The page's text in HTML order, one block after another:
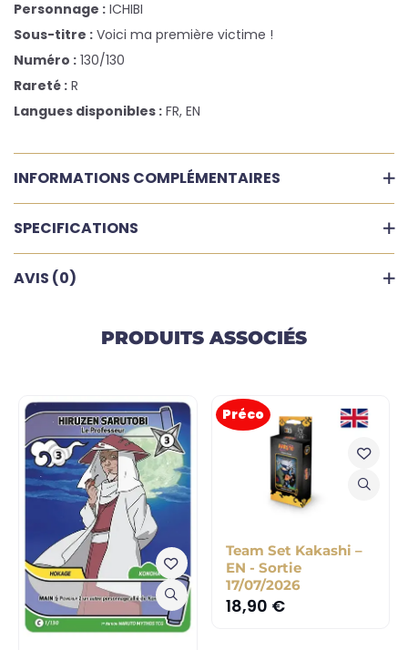
Personnage : ICHIBI
Sous-titre : Voici ma première victime !
Numéro : 130/130
Rareté : R
Langues disponibles : FR, EN
INFORMATIONS COMPLÉMENTAIRES
SPECIFICATIONS
AVIS (0)
PRODUITS ASSOCIÉS
Préco
Team Set Kakashi –
EN - Sortie
17/07/2026
18,90 €